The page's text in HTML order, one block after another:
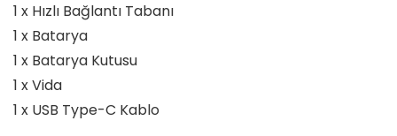
1 x Hızlı Bağlantı Tabanı
1 x Batarya
1 x Batarya Kutusu
1 x Vida
1 x USB Type-C Kablo